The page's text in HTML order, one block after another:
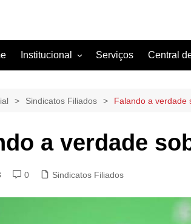
Institucional
Estrutura
Diretoria
Serviços Central
Sindicatos Filiados Falando a verdade
a verdade
0 Sindicatos Filiados